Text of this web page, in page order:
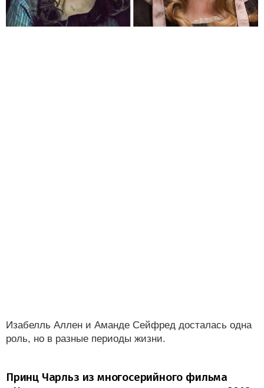
Изабелль Аллен и Аманде Сейфред досталась одна
роль, но в разные периоды жизни.
Принц Чарльз из многосерийного фильма